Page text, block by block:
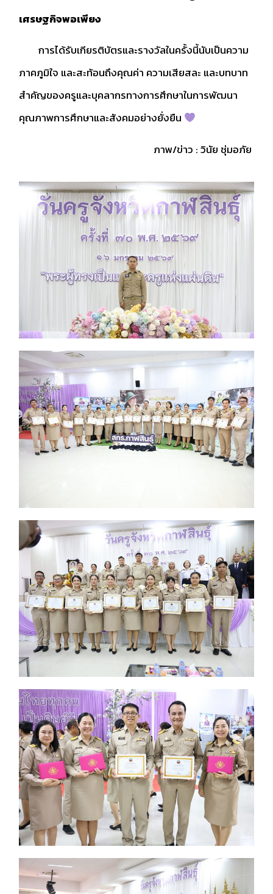
เศรษฐกิจพอเพียง
การได้รับเกียรติบัตรและรางวัลในครั้งนี้นับเป็นความ
ภาคภูมิใจ และสะท้อนถึงคุณค่า ความเสียสละ และบทบาท
สำคัญของครูและบุคลากรทางการศึกษาในการพัฒนา
คุณภาพการศึกษาและสังคมอย่างยั่งยืน
ภาพ/ข่าว : วินัย ชุ่มอภัย